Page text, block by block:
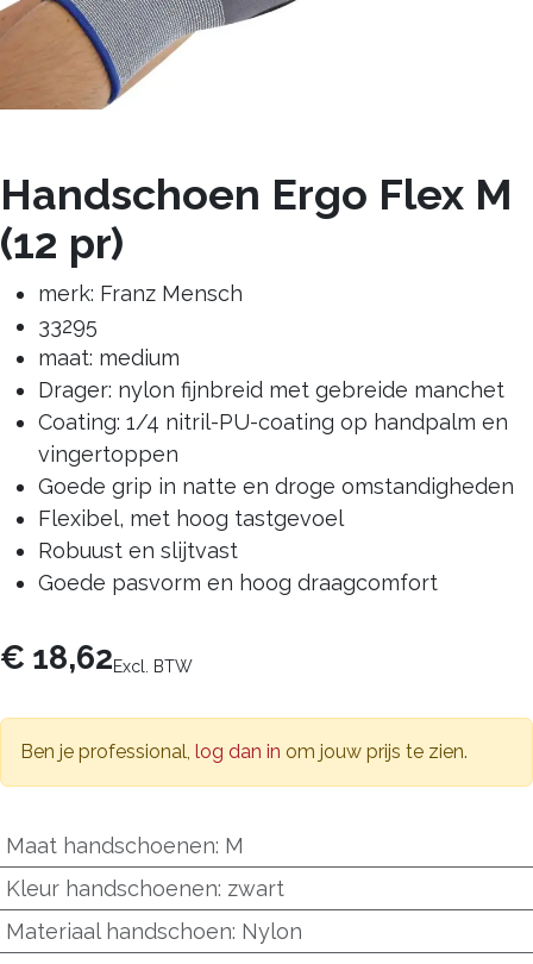
Handschoen Ergo Flex M
(12 pr)
merk: Franz Mensch
33295
maat: medium
Drager: nylon fijnbreid met gebreide manchet
Coating: 1/4 nitril-PU-coating op handpalm en
vingertoppen
Goede grip in natte en droge omstandigheden
Flexibel, met hoog tastgevoel
Robuust en slijtvast
Goede pasvorm en hoog draagcomfort
€ 18,62Excl. BTW
Ben je professional, log dan in om jouw prijs te zien.
Maat handschoenen: M
Kleur handschoenen: zwart
Materiaal handschoen: Nylon